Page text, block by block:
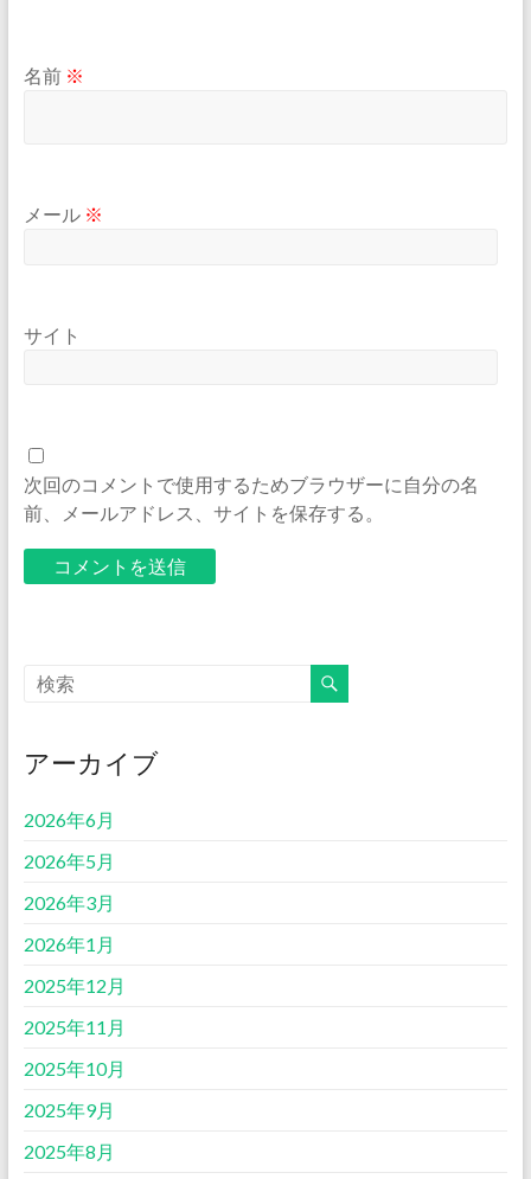
名前 ※
メール ※
サイト
次回のコメントで使用するためブラウザーに自分の名
前、メールアドレス、サイトを保存する。
アーカイブ
2026年6月
2026年5月
2026年3月
2026年1月
2025年12月
2025年11月
2025年10月
2025年9月
2025年8月